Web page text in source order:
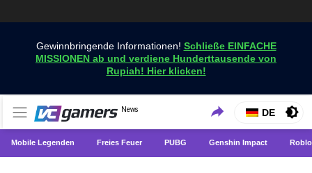
Gewinnbringende Informationen! Schließe EINFACHE
MISSIONEN ab und verdiene Hunderttausende von
Rupiah! Hier klicken!
VCGamers-Neuigkeiten
News
Holen Sie sich die neuesten Spielnachrichten nur bei
VCGamers
DE
Mobile Legenden Freies Feuer PUBG Genshin Impact